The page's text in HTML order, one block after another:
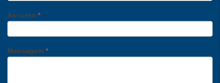
Assunto *
Mensagem *